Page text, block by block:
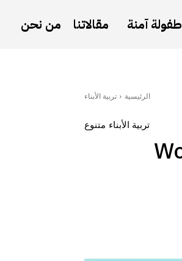
طفولة آمنة مقالاتنا من نحن
الرئيسية تربية الأبناء
تربية الأبناء متنوع